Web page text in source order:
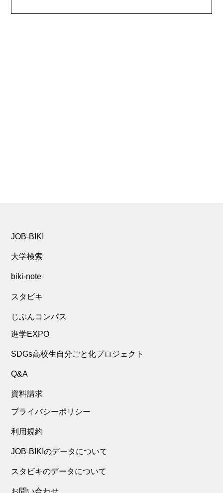
JOB-BIKI
大学検索
biki-note
スタビキ
じぶんコンパス
進学EXPO
SDGs高校生自分ごと化プロジェクト
Q&A
資料請求
プライバシーポリシー
利用規約
JOB-BIKIのデータについて
スタビキのデータについて
お問い合わせ